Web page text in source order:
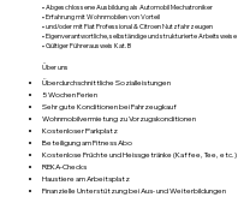
• Abgeschlossene Ausbildung als Automobil Mechatroniker
• Erfahrung mit Wohnmobilen von Vorteil
• und/oder mit Fiat Professional & Citroen Nutzfahrzeugen
• Eigenverantwortliche, selbständige und strukturierte Arbeitsweise
• Gültiger Führerausweis Kat. B
Über uns
Überdurchschnittliche Sozialleistungen
5 Wochen Ferien
Sehr gute Konditionen bei Fahrzeugkauf
Wohnmobilvermietung zu Vorzugskonditionen
Kostenloser Parkplatz
Beteiligung am Fitness Abo
Kostenlose Früchte und Heissgetränke (Kaffee, Tee, etc.)
REKA-Checks
Haustiere am Arbeitsplatz
Finanzielle Unterstützung bei Aus- und Weiterbildungen